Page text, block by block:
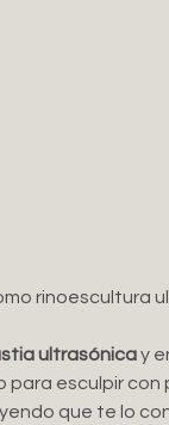
rinoescultura
ultrasónicay
esculpir con
que te lo